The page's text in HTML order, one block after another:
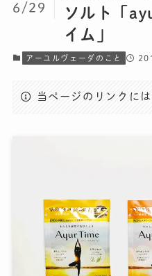
ソルト「
イム」
6/29
アーユルヴェーダのこと
当ページのリンクに